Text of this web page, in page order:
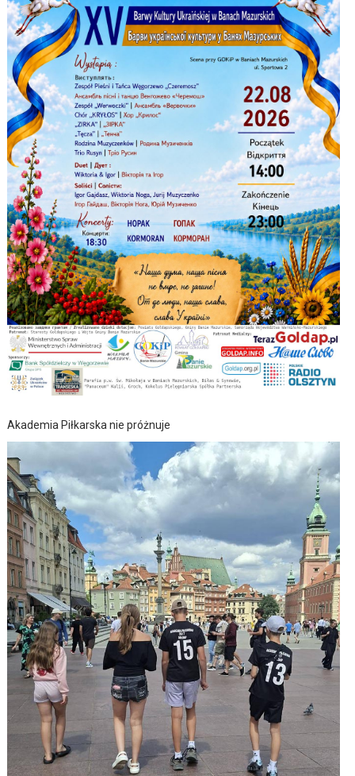
Akademia Piłkarska nie próżnuje